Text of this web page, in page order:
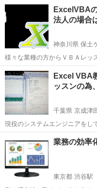
る事業所です。 パソコン操作
習ができます...
熊本 熊本市 九品寺交
ExcelVBA
法人の場合
神奈川県 保土
様々な業種の方からＶＢＡレッ
場合によってはプログラム作成
は一回2時間までで3000円～(レ
は別途お見積りいたしま...
神奈川 横浜市 保土ケ谷
Excel VBA
ッスンの為
千葉県 京成津
現役のシステムエンジニアをし
に、個人でエクセルVBAの勉強
クセル操作についても、仕様変
合はシートの使い方に改良の余...
京成津田沼駅 VBA
業務の効率
東京都 渋谷駅